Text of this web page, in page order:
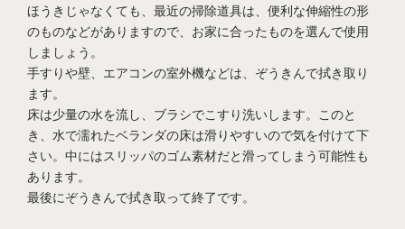
ほうきじゃなくても、最近の掃除道具は、便利な伸縮性の形
のものなどがありますので、お家に合ったものを選んで使用
しましょう。
手すりや壁、エアコンの室外機などは、ぞうきんで拭き取り
ます。
床は少量の水を流し、ブラシでこすり洗いします。このと
き、水で濡れたベランダの床は滑りやすいので気を付けて下
さい。中にはスリッパのゴム素材だと滑ってしまう可能性も
あります。
最後にぞうきんで拭き取って終了です。